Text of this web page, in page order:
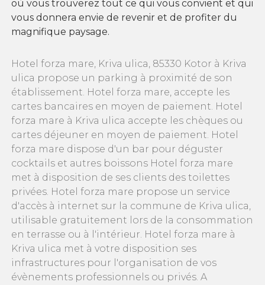
où vous trouverez tout ce qui vous convient et qui
vous donnera envie de revenir et de profiter du
magnifique paysage.
Hotel forza mare, Kriva ulica, 85330 Kotor à Kriva
ulica propose un parking à proximité de son
établissement. Hotel forza mare, accepte les
cartes bancaires en moyen de paiement. Hotel
forza mare à Kriva ulica accepte les chèques ou
cartes déjeuner en moyen de paiement. Hotel
forza mare dispose d'un bar pour déguster
cocktails et autres boissons Hotel forza mare
met à disposition de ses clients des toilettes
privées. Hotel forza mare propose un service
d'accès à internet sur la commune de Kriva ulica,
utilisable gratuitement lors de la consommation
en terrasse ou à l'intérieur. Hotel forza mare à
Kriva ulica met à votre disposition ses
infrastructures pour l'organisation de vos
évènements professionnels ou privés. A